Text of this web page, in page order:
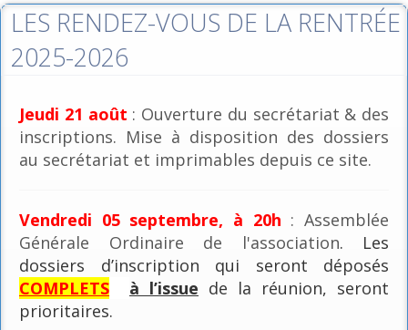
LES RENDEZ-VOUS DE LA RENTRÉE
2025-2026
Jeudi 21 août : Ouverture du secrétariat & des
inscriptions. Mise à disposition des dossiers
au secrétariat et imprimables depuis ce site.
Vendredi 05 septembre, à 20h : Assemblée
Générale Ordinaire de l'association. Les
dossiers d’inscription qui seront déposés
COMPLETS
à l’issue de la réunion, seront
prioritaires.